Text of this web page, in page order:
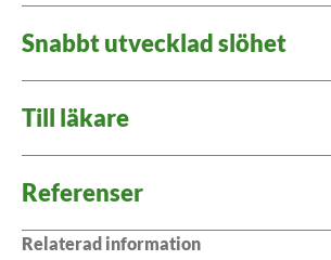
Snabbt utvecklad slöhet
Till läkare
Referenser
Relaterad information